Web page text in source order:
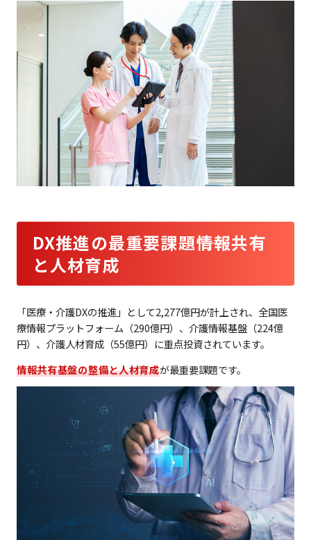
DX推進の最重要課題――情報共有
と人材育成
「医療・介護DXの推進」として2,277億円が計上され、全国医
療情報プラットフォーム（290億円）、介護情報基盤（224億
円）、介護人材育成（55億円）に重点投資されています。
情報共有基盤の整備と人材育成が最重要課題です。